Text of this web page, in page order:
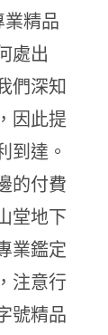
精品
處出
們深知
因此提
到達。
的付費
堂地下
業鑑定
注意行
號精品